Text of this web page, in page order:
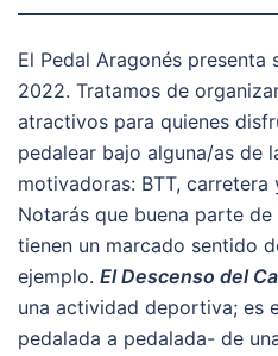
El Pedal Aragonés
2022. Tratamos de
atractivos para quienes
pedalear bajo alguna/as de
motivadoras: BTT,
Notarás que buena parte
tienen un marcado sentido
ejemplo. El Descenso del
una actividad deportiva; es
pedalada a pedalada- de